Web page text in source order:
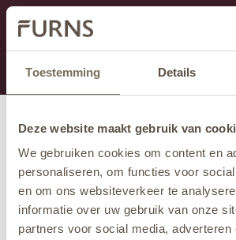
Toestemming Details
Deze website maakt gebruik van
We gebruiken cookies om content en
personaliseren, om functies voor
en om ons websiteverkeer te
informatie over uw gebruik van onze
partners voor social media, adverteren
Dit onderdeel is momenteel in
Als je informatie mist kun je ons
168 of mailen
info@furns.com